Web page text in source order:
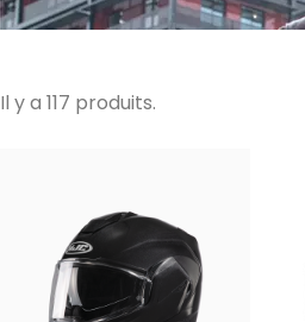
Il y a 117 produits.